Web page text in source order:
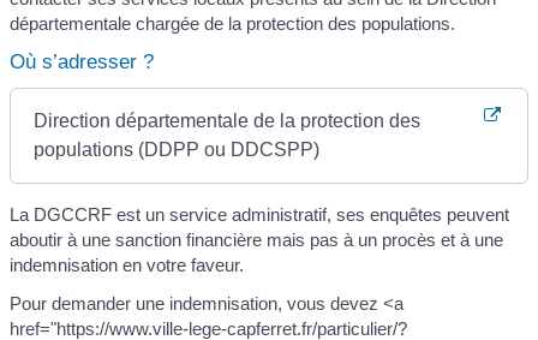
départementale chargée de la protection des populations.
Où s’adresser ?
Direction départementale de la protection des
populations (DDPP ou DDCSPP)
La DGCCRF est un service administratif, ses enquêtes peuvent
aboutir à une sanction financière mais pas à un procès et à une
indemnisation en votre faveur.
Pour demander une indemnisation, vous devez <a
href="https://www.ville-lege-capferret.fr/particulier/?